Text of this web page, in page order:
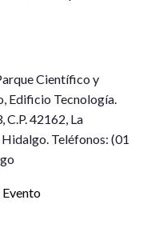
Científico y
Edificio Tecnología.
42162, La
Teléfonos: (01